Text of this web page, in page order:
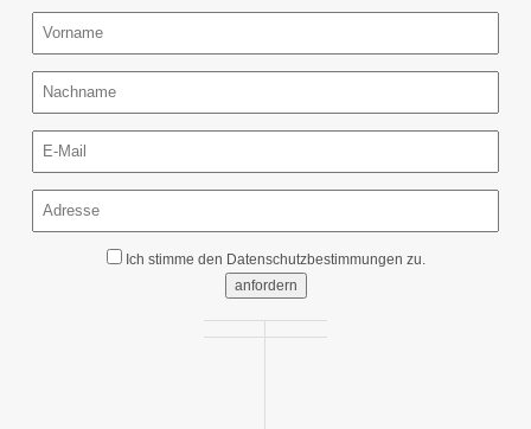
Ich stimme den Datenschutzbestimmungen zu.
anfordern